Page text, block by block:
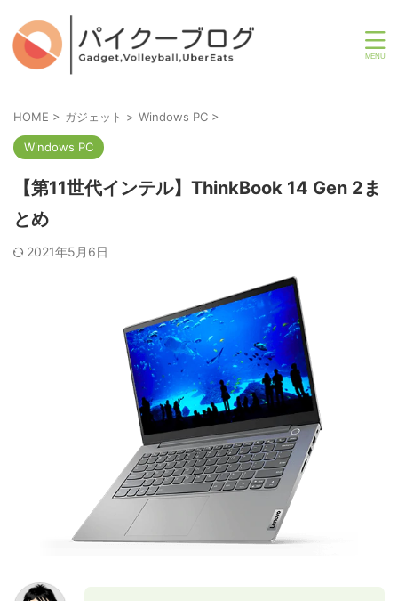
HOME > ガジェット > Windows PC >
Windows PC
【第11世代インテル】ThinkBook 14 Gen 2ま
とめ
2021年5月6日